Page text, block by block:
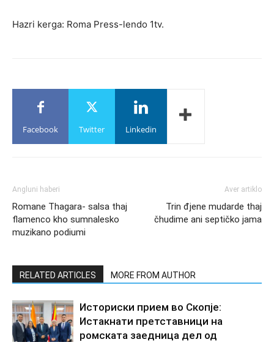
Hazri kerga: Roma Press-lendo 1tv.
Facebook Twitter Linkedin
Angluni haberi
Romane Thagara- salsa thaj
flamenco kho sumnalesko
muzikano podiumi
Aver artiklo
Trin đjene mudarde thaj
čhudime ani septičko jama
RELATED ARTICLES MORE FROM AUTHOR
Историски прием во Скопје:
Истакнати претставници на
ромската заедница дел од